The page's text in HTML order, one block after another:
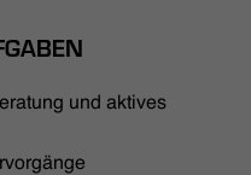
und aktives